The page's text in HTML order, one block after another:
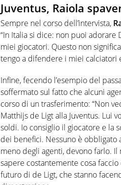
Juventus, Raiola
Sempre nel corso dell’intervista,
“In Italia si dice: non puoi adorare
miei giocatori. Questo non
tengo a difendere i miei calciatori
Infine, fecendo l’esempio del
soffermato sul fatto che alcuni
corso di un trasferimento: “Non
Matthijs de Ligt alla Juventus. Lui
soldi. Io consiglio il giocatore e la
dei benefici. Nessuno è obbligato
meno degli agenti, devono farlo.
sapere costantemente cosa
futuro di de Ligt, che stanno